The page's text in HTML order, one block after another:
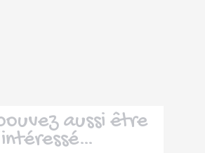
aussi être
intéressé…